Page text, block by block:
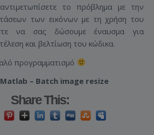
το πρόβλημα με την
των εικόνων με τη χρήση του
να σας δώσουμε έναυσμα για
και βελτίωση του κώδικα.
προγραμματισμό
Matlab – Βatch image resize
Share This: